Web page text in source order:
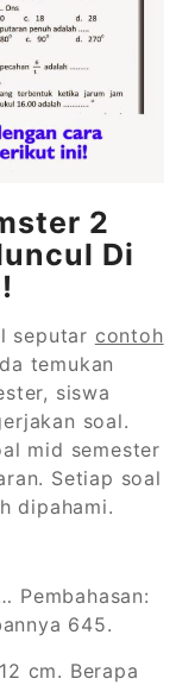
2
Di
seputar contoh
temukan
siswa
soal.
mid semester
Setiap soal
dipahami.
Pembahasan:
645.
cm. Berapa